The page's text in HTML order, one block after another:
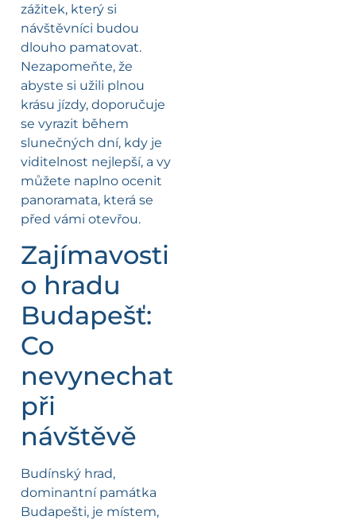
zážitek, který si
návštěvníci budou
dlouho pamatovat.
Nezapomeňte, že
abyste si užili plnou
krásu jízdy, doporučuje
se vyrazit během
slunečných dní, kdy je
viditelnost nejlepší, a vy
můžete naplno ocenit
panoramata, která se
před vámi otevřou.
Zajímavosti
o hradu
Budapešť:
Co
nevynechat
při
návštěvě
Budínský hrad,
dominantní památka
Budapešti, je místem,